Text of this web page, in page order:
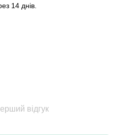
14 днів.
відгук